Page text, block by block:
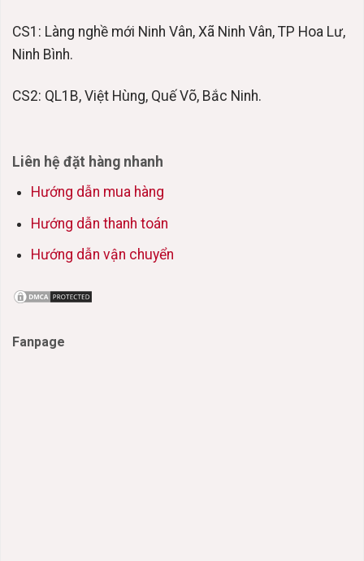
CS1: Làng nghề mới Ninh Vân, Xã Ninh Vân, TP Hoa Lư,
Ninh Bình.
CS2: QL1B, Việt Hùng, Quế Võ, Bắc Ninh.
Liên hệ đặt hàng nhanh
Hướng dẫn mua hàng
Hướng dẫn thanh toán
Hướng dẫn vận chuyển
Fanpage